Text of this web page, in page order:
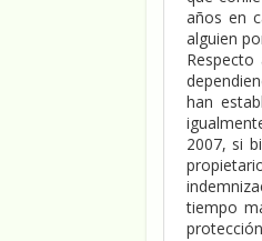
años en
alguien
han
2007, si
tiempo